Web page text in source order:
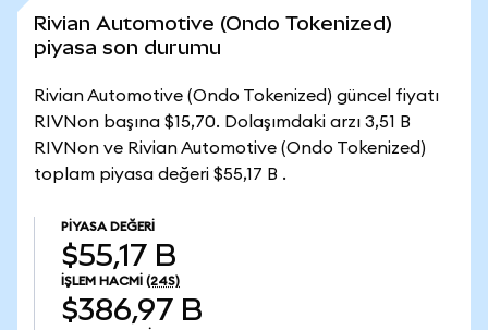
Rivian Automotive (Ondo Tokenized)
piyasa son durumu
Rivian Automotive (Ondo Tokenized) güncel fiyatı
RIVNon başına $15,70. Dolaşımdaki arzı 3,51 B
RIVNon ve Rivian Automotive (Ondo Tokenized)
toplam piyasa değeri $55,17 B .
PIYASA DEĞERI
$55,17 B
İŞLEM HACMI (24S)
$386,97 B